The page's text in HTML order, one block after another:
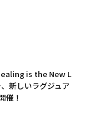
is the New L
新しいラグジュア
催！